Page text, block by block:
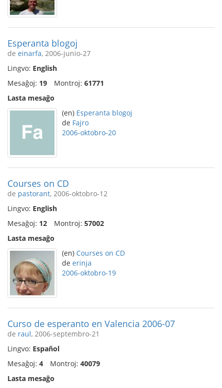
Esperanta blogoj
de einarfa, 2006-junio-27
Lingvo: English
Mesaĝoj: 19 Montroj: 61771
Lasta mesaĝo
(en) Esperanta blogoj
de Fajro
2006-oktobro-20
Courses on CD
de pastorant, 2006-oktobro-12
Lingvo: English
Mesaĝoj: 12 Montroj: 57002
Lasta mesaĝo
(en) Courses on CD
de erinja
2006-oktobro-19
Curso de esperanto en Valencia 2006-07
de raul, 2006-septembro-21
Lingvo: Español
Mesaĝoj: 4 Montroj: 40079
Lasta mesaĝo